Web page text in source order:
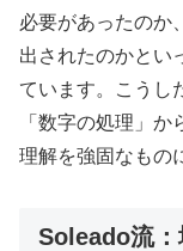
必要があったのか
出されたのかとい
ています。こうし
「数字の処理」
理解を強固なもの
Soleado流：